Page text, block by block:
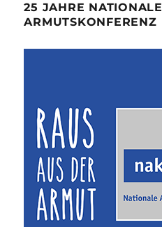
25 JAHRE NATIONALE
ARMUTSKONFERENZ